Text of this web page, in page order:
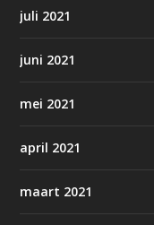
juli 2021
juni 2021
mei 2021
april 2021
maart 2021